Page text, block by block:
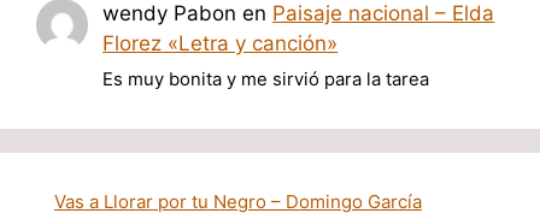
wendy Pabon en Paisaje nacional – Elda
Florez «Letra y canción»
Es muy bonita y me sirvió para la tarea
Vas a Llorar por tu Negro – Domingo García